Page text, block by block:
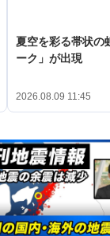
夏空を彩る帯状
ーク」が出現
2026.08.09 11:45